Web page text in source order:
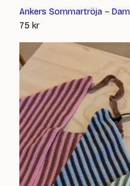
Ankers Sommartröja – Dam
75 kr